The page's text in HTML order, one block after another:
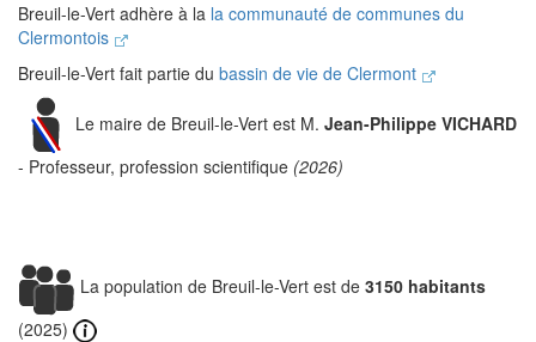
Breuil-le-Vert adhère à la la communauté de communes du
Clermontois
Breuil-le-Vert fait partie du bassin de vie de Clermont
Le maire de Breuil-le-Vert est M. Jean-Philippe VICHARD
- Professeur, profession scientifique (2026)
La population de Breuil-le-Vert est de 3150 habitants
(2025)